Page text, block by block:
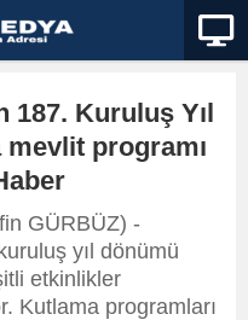
187. Kuruluş Yıl
mevlit programı
GÜRBÜZ) -
yıl dönümü
etkinlikler
Kutlama programları